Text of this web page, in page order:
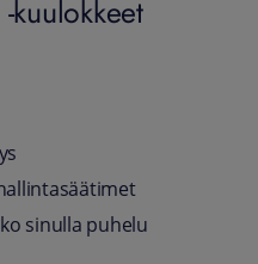
kuulokkeet
sinulla puhelu